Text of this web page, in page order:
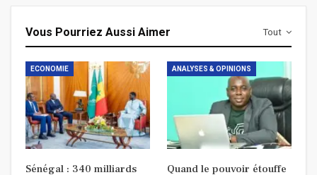
Tout
Vous Pourriez Aussi Aimer
ECONOMIE
Sénégal : 340 milliards
ANALYSES & OPINIONS
Quand le pouvoir étouffe